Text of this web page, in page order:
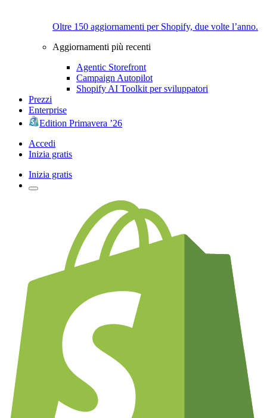
Oltre 150 aggiornamenti per Shopify, due volte l’anno.
Aggiornamenti più recenti
Agentic Storefront
Campaign Autopilot
Shopify AI Toolkit per sviluppatori
Prezzi
Enterprise
Edition Primavera ’26
Accedi
Inizia gratis
Inizia gratis